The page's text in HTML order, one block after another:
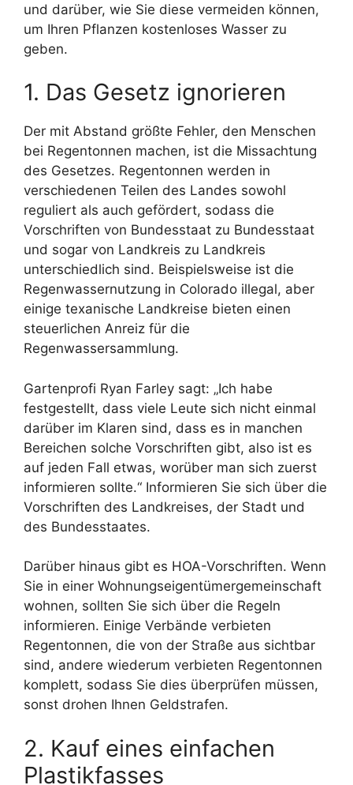
und darüber, wie Sie diese vermeiden können,
um Ihren Pflanzen kostenloses Wasser zu
geben.
1. Das Gesetz ignorieren
Der mit Abstand größte Fehler, den Menschen
bei Regentonnen machen, ist die Missachtung
des Gesetzes. Regentonnen werden in
verschiedenen Teilen des Landes sowohl
reguliert als auch gefördert, sodass die
Vorschriften von Bundesstaat zu Bundesstaat
und sogar von Landkreis zu Landkreis
unterschiedlich sind. Beispielsweise ist die
Regenwassernutzung in Colorado illegal, aber
einige texanische Landkreise bieten einen
steuerlichen Anreiz für die
Regenwassersammlung.
Gartenprofi Ryan Farley sagt: „Ich habe
festgestellt, dass viele Leute sich nicht einmal
darüber im Klaren sind, dass es in manchen
Bereichen solche Vorschriften gibt, also ist es
auf jeden Fall etwas, worüber man sich zuerst
informieren sollte.“ Informieren Sie sich über die
Vorschriften des Landkreises, der Stadt und
des Bundesstaates.
Darüber hinaus gibt es HOA-Vorschriften. Wenn
Sie in einer Wohnungseigentümergemeinschaft
wohnen, sollten Sie sich über die Regeln
informieren. Einige Verbände verbieten
Regentonnen, die von der Straße aus sichtbar
sind, andere wiederum verbieten Regentonnen
komplett, sodass Sie dies überprüfen müssen,
sonst drohen Ihnen Geldstrafen.
2. Kauf eines einfachen
Plastikfasses